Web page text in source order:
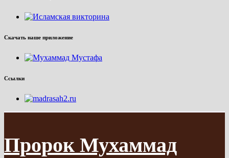
Скачать наше приложение
Ссылки
Пророк Мухаммад